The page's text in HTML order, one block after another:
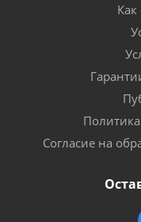
Как
Согласие на